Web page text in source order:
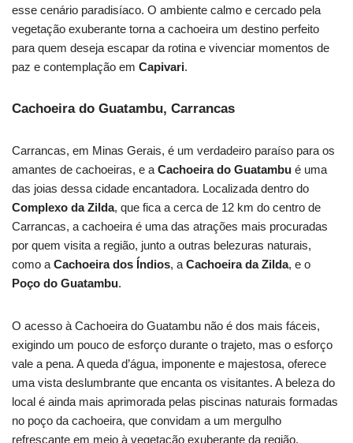
esse cenário paradisíaco. O ambiente calmo e cercado pela
vegetação exuberante torna a cachoeira um destino perfeito
para quem deseja escapar da rotina e vivenciar momentos de
paz e contemplação em Capivari.
Cachoeira do Guatambu, Carrancas
Carrancas, em Minas Gerais, é um verdadeiro paraíso para os
amantes de cachoeiras, e a Cachoeira do Guatambu é uma
das joias dessa cidade encantadora. Localizada dentro do
Complexo da Zilda, que fica a cerca de 12 km do centro de
Carrancas, a cachoeira é uma das atrações mais procuradas
por quem visita a região, junto a outras belezuras naturais,
como a Cachoeira dos Índios, a Cachoeira da Zilda, e o
Poço do Guatambu.
O acesso à Cachoeira do Guatambu não é dos mais fáceis,
exigindo um pouco de esforço durante o trajeto, mas o esforço
vale a pena. A queda d’água, imponente e majestosa, oferece
uma vista deslumbrante que encanta os visitantes. A beleza do
local é ainda mais aprimorada pelas piscinas naturais formadas
no poço da cachoeira, que convidam a um mergulho
refrescante em meio à vegetação exuberante da região.